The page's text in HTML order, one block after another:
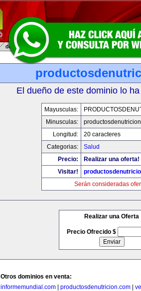
El dueño de este dominio lo
Mayusculas:
Minusculas:
Longitud:
20 caracteres
Categorias:
Salud
Precio:
Realizar una oferta!
Visitar!
Serán consideradas
Realizar una Oferta
Precio Ofrecido $
Otros dominios en venta:
informemundial.com
productosdenutricion.com